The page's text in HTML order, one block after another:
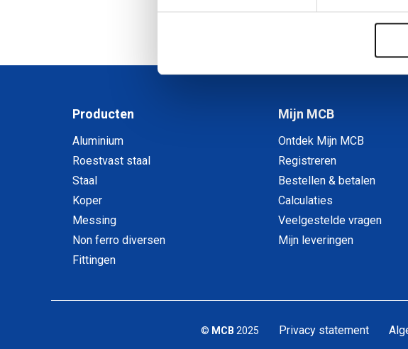
Producten
Aluminium
Roestvast staal
Staal
Koper
Messing
Non ferro diversen
Fittingen
Mijn MCB
Ontdek Mijn MCB
Registreren
Bestellen & betalen
Calculaties
Veelgestelde vragen
Mijn leveringen
© MCB 2025 Privacy statement